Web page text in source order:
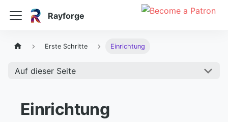
Rayforge
Erste Schritte Einrichtung
Auf dieser Seite
Einrichtung